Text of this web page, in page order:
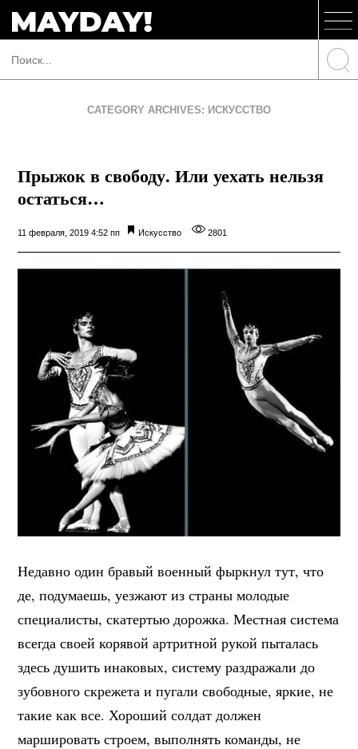
CATEGORY ARCHIVES: ИСКУССТВО
Прыжок в свободу. Или уехать нельзя
остаться…
11 февраля, 2019 4:52 пп Искусство 2801
Недавно один бравый военный фыркнул тут, что
де, подумаешь, уезжают из страны молодые
специалисты, скатертью дорожка. Местная система
всегда своей корявой артритной рукой пыталась
здесь душить инаковых, систему раздражали до
зубовного скрежета и пугали свободные, яркие, не
такие как все. Хороший солдат должен
маршировать строем, выполнять команды, не